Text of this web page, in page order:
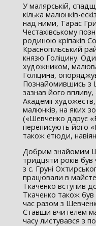
У малярській,
кілька малюнків-
над ними, Тарас
Честахівському
родиною кріпаків
Краснопільський
князю Голіцину.
художником,
Голіцина,
Познайомившись з
зазнав його впливу,
Академії
малюнків, на яких
(«Шевченко дарує
переписують його
також етюди,
Добрим знайомим
тридцяти років
з с. Груні
працювали в
Ткаченко вступив
Ткаченко також
час разом з
Ставши вчителем
часу листувався з